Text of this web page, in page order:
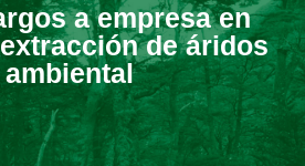
a empresa en
de áridos